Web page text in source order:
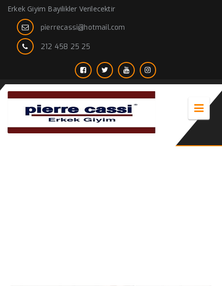
Erkek Giyim Bayilikler Verilecektir
pierrecassi@hotmail.com
212 458 25 25